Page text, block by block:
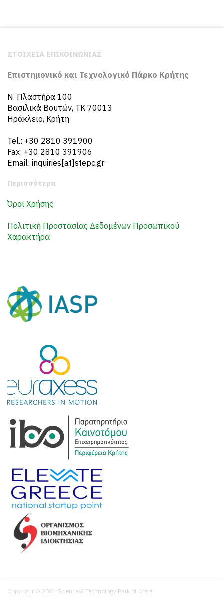
ΣΤΟΙΧΕΙΑ ΕΠΙΚΟΙΝΩΝΙΑΣ
Επιστημονικό και Τεχνολογικό Πάρκο Κρήτης
N. Πλαστήρα 100
Βασιλικά Βουτών, ΤΚ 70013
Ηράκλειο, Κρήτη
Tel.: +30 2810 391900
Fax: +30 2810 391906
Email: inquiries[at]stepc.gr
Περισσότερα
Όροι Χρήσης
Πολιτική Προστασίας Δεδομένων Προσωπικού
Χαρακτήρα
Copyright © 2021 Science & Technology Park of Crete